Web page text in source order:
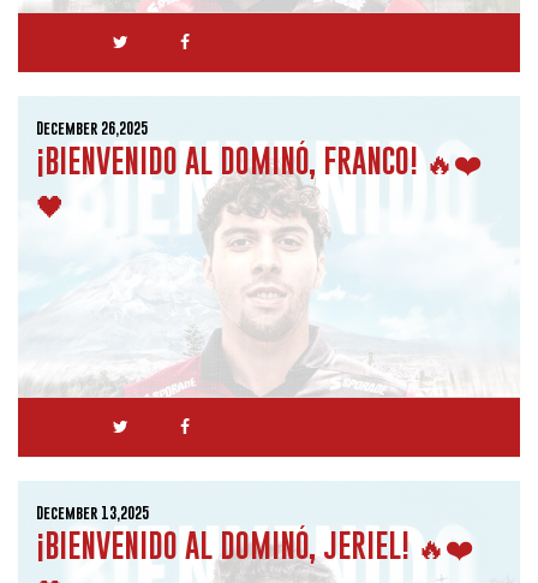
December 26,2025
¡BIENVENIDO AL DOMINÓ, FRANCO! 🔥❤️
🖤
December 13,2025
¡BIENVENIDO AL DOMINÓ, JERIEL! 🔥❤️